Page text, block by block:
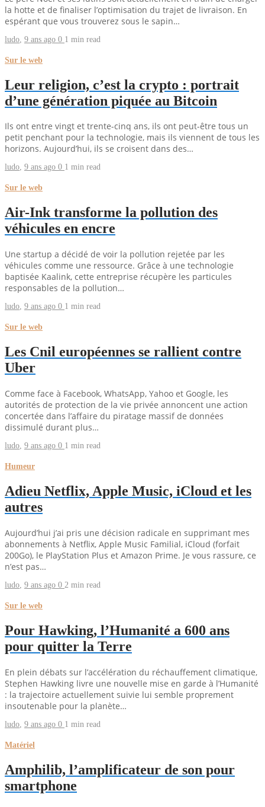
la hotte et de finaliser l’optimisation du trajet de livraison. En
espérant que vous trouverez sous le sapin…
ludo 9 ans ago 0 1 min read
Sur le web
Leur religion, c’est la crypto : portrait
d’une génération piquée au Bitcoin
Ils ont entre vingt et trente-cinq ans, ils ont peut-être tous un
petit penchant pour la technologie, mais ils viennent de tous les
horizons. Aujourd’hui, ils se croisent dans des…
ludo, 9 ans ago 0 1 min read
Sur le web
Air-Ink transforme la pollution des
véhicules en encre
Une startup a décidé de voir la pollution rejetée par les
véhicules comme une ressource. Grâce à une technologie
baptisée Kaalink, cette entreprise récupère les particules
responsables de la pollution…
ludo, 9 ans ago 0 1 min read
Sur le web
Les Cnil européennes se rallient contre
Uber
Comme face à Facebook, WhatsApp, Yahoo et Google, les
autorités de protection de la vie privée annoncent une action
concertée dans l’affaire du piratage massif de données
dissimulé durant plus…
ludo, 9 ans ago 0 1 min read
Humeur
Adieu Netflix, Apple Music, iCloud et les
autres
Aujourd’hui j’ai pris une décision radicale en supprimant mes
abonnements à Netflix, Apple Music Familial, iCloud (forfait
200Go), le PlayStation Plus et Amazon Prime. Je vous rassure, ce
n’est pas…
ludo 9 ans ago 0 2 min read
Sur le web
Pour Hawking, l’Humanité a 600 ans
pour quitter la Terre
En plein débats sur l’accélération du réchauffement climatique,
Stephen Hawking livre une nouvelle mise en garde à l’Humanité
: la trajectoire actuellement suivie lui semble proprement
insoutenable pour la planète…
ludo 9 ans ago 0 1 min read
Matériel
Amphilib, l’amplificateur de son pour
smartphone